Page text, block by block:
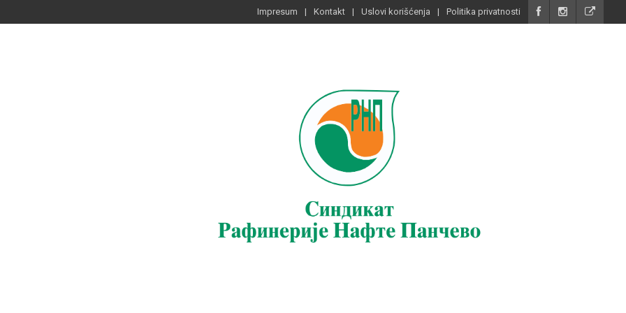
Impresum Kontakt Uslovi korišćenja Politika privatnosti